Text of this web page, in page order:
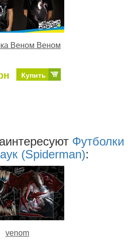
Веном Веном
Купить
Футболки
(Spiderman):
venom